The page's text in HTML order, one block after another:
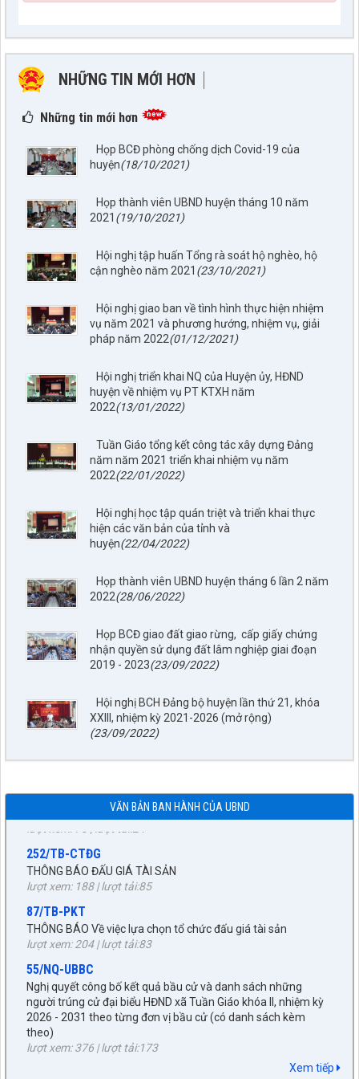
NHỮNG TIN MỚI HƠN
NHỮNG TIN CŨ HƠN
Những tin mới hơn
Họp BCĐ phòng chống dịch Covid-19 của
huyện(18/10/2021)
Họp thành viên UBND huyện tháng 10 năm
2021 (19/10/2021)
Hội nghị tập huấn Tổng rà soát hộ nghèo, hộ
cận nghèo năm 2021 (23/10/2021)
Hội nghị giao ban về tình hình thực hiện nhiệm
vụ năm 2021 và phương hướng, nhiệm vụ, giải
pháp năm 2022(01/12/2021)
Hội nghị triển khai NQ của Huyện ủy, HĐND
huyện về nhiệm vụ PT KTXH năm
2022(13/01/2022)
Tuần Giáo tổng kết công tác xây dựng Đảng
năm năm 2021 triển khai nhiệm vụ năm
2022(22/01/2022)
Hội nghị học tập quán triệt và triển khai thực
hiện các văn bản của tỉnh và
huyện(22/04/2022)
Họp thành viên UBND huyện tháng 6 lần 2 năm
2022(28/06/2022)
Họp BCĐ giao đất giao rừng, cấp giấy chứng
nhận quyền sử dụng đất lâm nghiệp giai đoạn
2019 - 2023(23/09/2022)
Hội nghị BCH Đảng bộ huyện lần thứ 21, khóa
XXIII, nhiệm kỳ 2021-2026 (mở rộng)
(23/09/2022)
VĂN BẢN BAN HÀNH CỦA UBND
797./TTPTQĐ-KV2
Về việc đăng tải lên trên Cổng thông tin điện tử của UBND xã
(đợt 6)công trình: Hồ bản phủ thuộc dự án cụm Hồbản Phủ -
Nậm Là tỉnh Điện Biên
lượt xem: 41 | lượt tải:33
lượt xem: 75 | lượt tải:24
lượt xem: 188 | lượt tải:85
87/TB-PKT
lượt xem: 204 | lượt tải:83
55/NQ-UBBC
người trúng cử đại biểu HĐND xã Tuần Giáo khóa II, nhiệm kỳ
2026 - 2031 theo từng đơn vị bầu cử (có danh sách kèm
theo)
lượt xem: 376 | lượt tải:173
672/KH-UBND
KẾ HOẠCH tháng 3 năm 2026 Đấu giá quyền sử dụng đất, để
Xem tiếp
27/NQ-HĐND
Về chủ trương sắp xếp đơn vị hành chính cấp xã trên địa bàn
huyện Tuần Giáo, tỉnh Điện Biên (gửi bản kèm Biên Bản kỳ
họp HĐND)